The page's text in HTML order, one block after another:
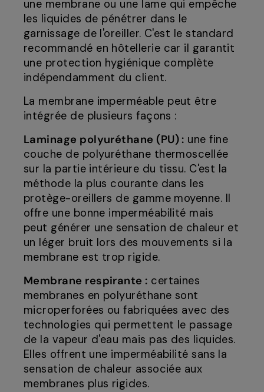
une membrane ou une lame qui empêche
les liquides de pénétrer dans le
garnissage de l'oreiller. C'est le standard
recommandé en hôtellerie car il garantit
une protection hygiénique complète
indépendamment du client.
La membrane imperméable peut être
intégrée de plusieurs façons :
Laminage polyuréthane (PU) : une fine
couche de polyuréthane thermoscellée
sur la partie intérieure du tissu. C'est la
méthode la plus courante dans les
protège-oreillers de gamme moyenne. Il
offre une bonne imperméabilité mais
peut générer une sensation de chaleur et
un léger bruit lors des mouvements si la
membrane est trop rigide.
Membrane respirante : certaines
membranes en polyuréthane sont
microperforées ou fabriquées avec des
technologies qui permettent le passage
de la vapeur d'eau mais pas des liquides.
Elles offrent une imperméabilité sans la
sensation de chaleur associée aux
membranes plus rigides.